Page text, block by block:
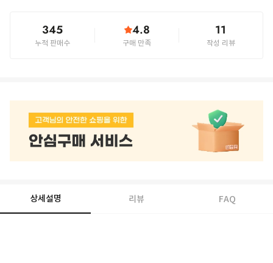
345
누적 판매수
4.8
구매 만족
11
작성 리뷰
상세설명 리뷰 FAQ